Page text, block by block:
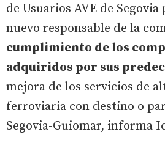
de Usuarios AVE de
nuevo responsable de la
cumplimiento de los
adquiridos por sus
mejora de los servicios de
ferroviaria con destino o
Segovia-Guiomar, informa